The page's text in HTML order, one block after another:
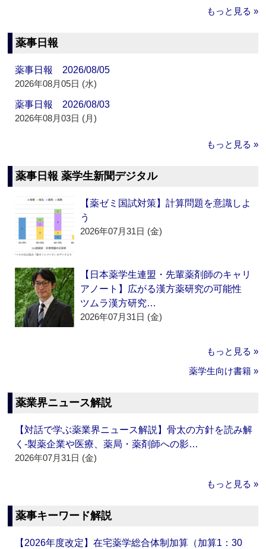
もっと見る »
薬事日報
薬事日報 2026/08/05
2026年08月05日 (水)
薬事日報 2026/08/03
2026年08月03日 (月)
もっと見る »
薬事日報 薬学生新聞デジタル
【薬ゼミ国試対策】計算問題を意識しよ
う
2026年07月31日 (金)
【日本薬学生連盟・先輩薬剤師のキャリ
アノート】広がる漢方薬研究の可能性
ツムラ漢方研究…
2026年07月31日 (金)
もっと見る »
薬学生向け書籍 »
薬業界ニュース解説
【対話で学ぶ薬業界ニュース解説】骨太の方針を読み解
く‐製薬企業や医療、薬局・薬剤師への影…
2026年07月31日 (金)
もっと見る »
薬事キーワード解説
【2026年度改定】在宅薬学総合体制加算（加算1：30